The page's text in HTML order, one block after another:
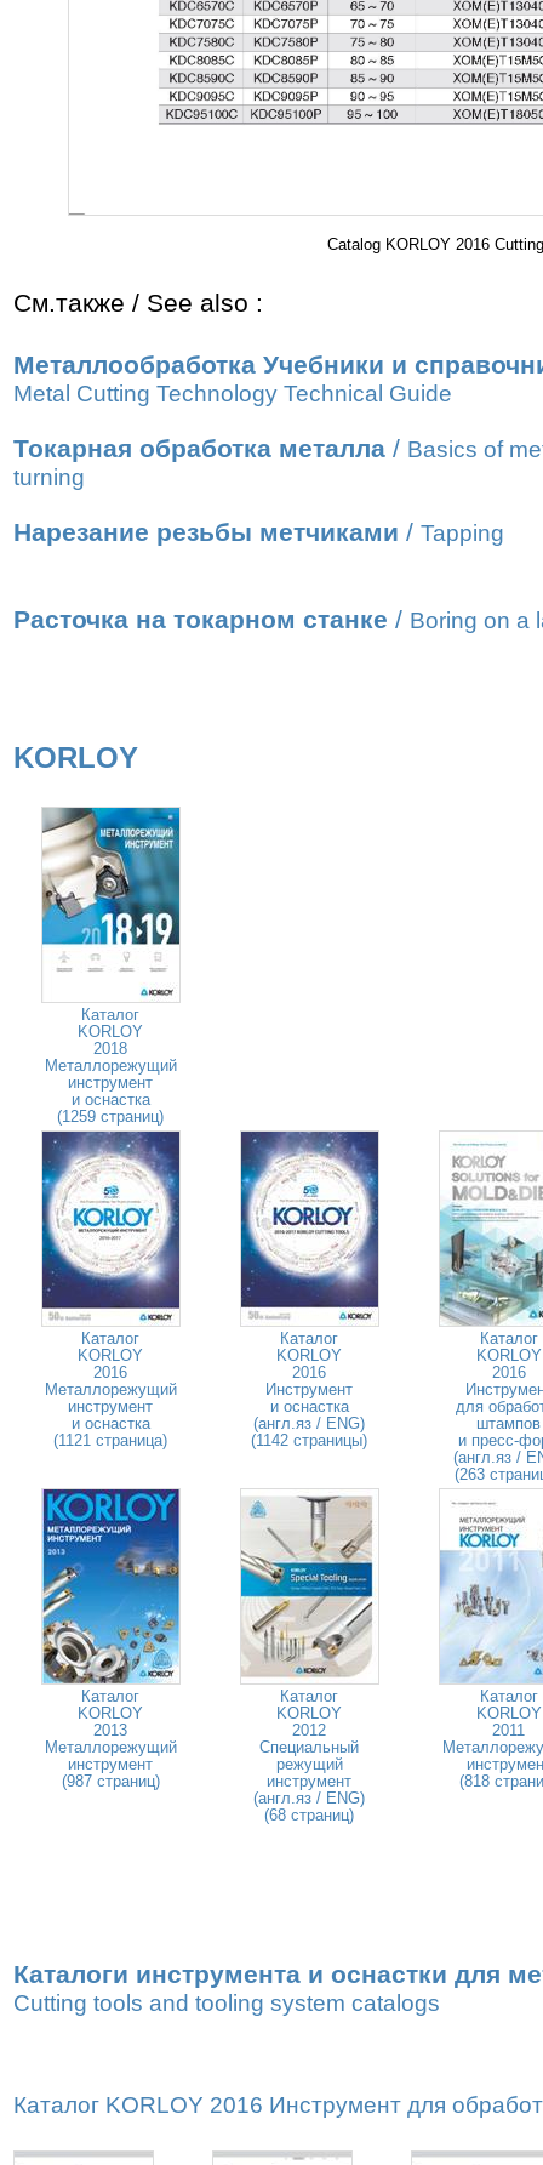
Catalog KORLOY 2016
См.также / See also :
Металлообработка Учебники и
Metal Cutting Technology Technical Guide
Токарная обработка металла / Basics of
turning
Нарезание резьбы метчиками / Tapping
Расточка на токарном станке / Boring on a
KORLOY
Каталог
KORLOY
2018
Металлорежущий
инструмент
и оснастка
(1259 страниц)
Каталог
KORLOY
2016
Металлорежущий
инструмент
и оснастка
(1121 страница)
Каталог
KORLOY
2016
Инструмент
и оснастка
(англ.яз / ENG)
(1142 страницы)
Каталог
KORLOY
2016
для
штампов
и пресс-
(англ.яз /
(263
Каталог
KORLOY
2013
Металлорежущий
инструмент
(987 страниц)
Каталог
KORLOY
2012
Специальный
режущий
инструмент
(англ.яз / ENG)
(68 страниц)
Каталог
KORLOY
2011
(818
Каталоги инструмента и оснастки для
Cutting tools and tooling system catalogs
Каталог KORLOY 2016 Инструмент для